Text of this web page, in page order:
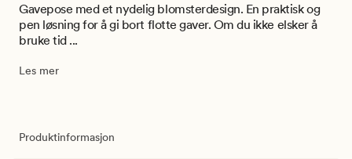
Gavepose med et nydelig blomsterdesign. En praktisk og
pen løsning for å gi bort flotte gaver. Om du ikke elsker å
bruke tid ...
Les mer
Produktinformasjon